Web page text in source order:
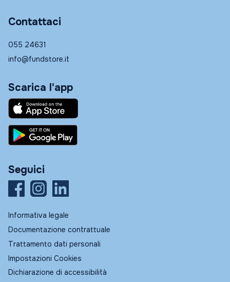
Contattaci
055 24631
info@fundstore.it
Scarica l'app
Seguici
Informativa legale
Documentazione contrattuale
Trattamento dati personali
Impostazioni Cookies
Dichiarazione di accessibilità